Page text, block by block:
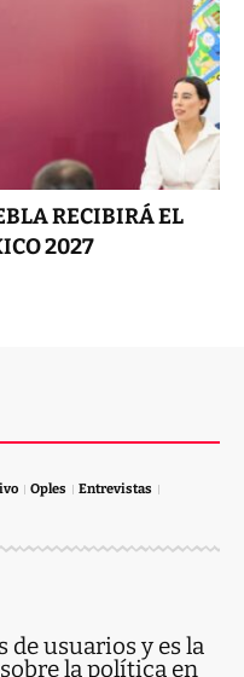
RECIBIRÁ EL
2027
Oples
Entrevistas
usuarios y es la
la política en